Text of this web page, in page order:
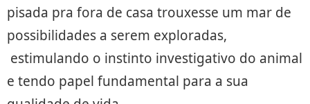
pisada pra fora de casa trouxesse um mar de
possibilidades a serem exploradas,
estimulando o instinto investigativo do animal
e tendo papel fundamental para a sua